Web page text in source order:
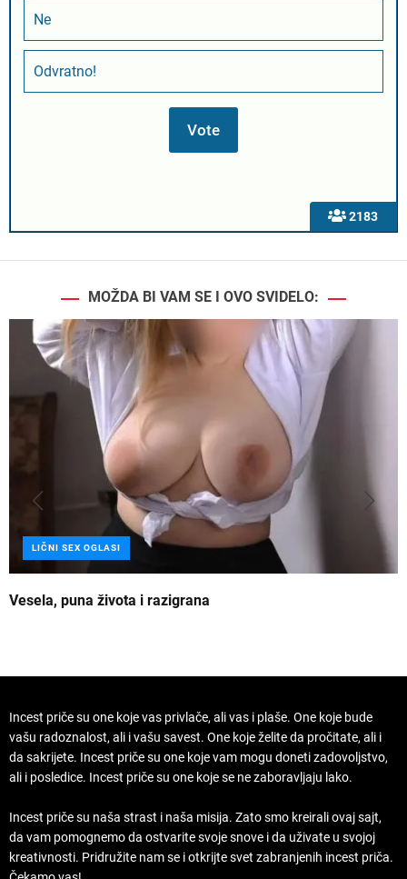
2183
Ne
Odvratno!
MOŽDA BI VAM SE I OVO SVIDELO:
LIČNI SEX OGLASI
Vesela, puna života i razigrana
Incest priče su one koje vas privlače, ali vas i plaše. One koje bude
vašu radoznalost, ali i vašu savest. One koje želite da pročitate, ali i
da sakrijete. Incest priče su one koje vam mogu doneti zadovoljstvo,
ali i posledice. Incest priče su one koje se ne zaboravljaju lako.
Incest priče su naša strast i naša misija. Zato smo kreirali ovaj sajt,
da vam pomognemo da ostvarite svoje snove i da uživate u svojoj
kreativnosti. Pridružite nam se i otkrijte svet zabranjenih incest priča.